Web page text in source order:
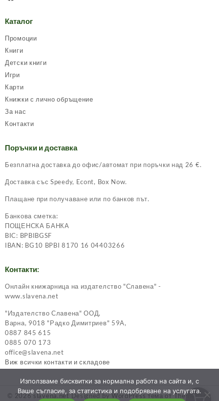
Каталог
Промоции
Книги
Детски книги
Игри
Карти
Книжки с лично обръщение
За нас
Контакти
Поръчки и доставка
Безплатна доставка до офис/автомат при поръчки над 26 €.
Доставка със Speedy, Econt, Box Now.
Плащане при получаване или по банков път.
Банкова сметка:
ПОЩЕНСКА БАНКА
BIC: BPBIBGSF
IBAN: BG10 BPBI 8170 16 04403266
Контакти:
Онлайн книжарница на издателство "Славена" -
www.slavena.net
"Издателство Славена" ООД,
Варна, 9018 "Радко Димитриев" 59А,
0887 845 615
0885 070 173
office@slavena.net
Виж всички контакти и складове
© 2026slavena.net Designed by WordPress тема от ThemeHunk
Използваме бисквитки за нормална работа на сайта и, с
Ваше съгласие, за статистика и подобряване на услугата.